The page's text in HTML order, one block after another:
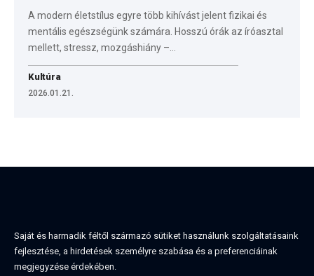
A modern életstílus egyre több kihívást jelent fizikai és
mentális egészségünk számára. Hosszú órák az íróasztal
mellett, stressz, mozgáshiány –…
Kultúra
2026.01.21.
Saját és harmadik féltől származó sütiket használunk szolgáltatásaink
fejlesztése, a hirdetések személyre szabása és a preferenciáinak
megjegyzése érdekében.